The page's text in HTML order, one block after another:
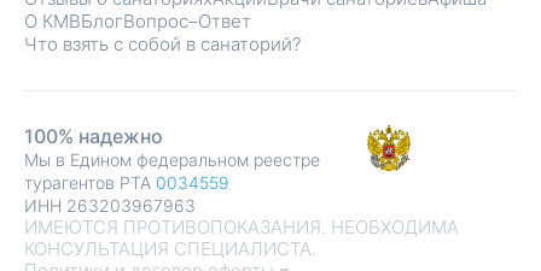
О КМВБлогВопрос–Ответ
Что взять с собой в санаторий?
ИМЕЮТСЯ ПРОТИВОПОКАЗАНИЯ. НЕОБХОДИМА
КОНСУЛЬТАЦИЯ СПЕЦИАЛИСТА.
100% надежно
Мы в Едином федеральном реестре
турагентов РТА 0034559
ИНН 263203967963